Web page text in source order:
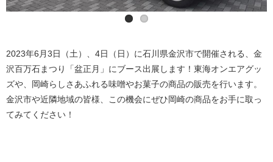
2023年6月3日（土）、4日（日）に石川県金沢市で開催される、金
沢百万石まつり「盆正月」にブース出展します！東海オンエアグッ
ズや、岡崎らしさあふれる味噌やお菓子の商品の販売を行います。
金沢市や近隣地域の皆様、この機会にぜひ岡崎の商品をお手に取っ
てみてください！